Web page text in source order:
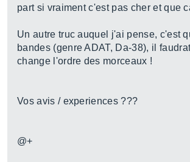
part si vraiment c'est pas cher et que
Un autre truc auquel j'ai pense, c'est
bandes (genre ADAT, Da-38), il
change l'ordre des morceaux !
Vos avis / experiences ???
@+